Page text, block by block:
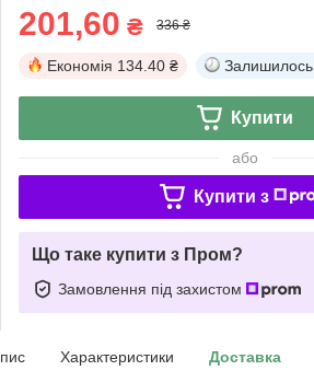
201,60 ₴ 336 ₴
Економія 134.40 ₴ Залишилось
Купити
або
Купити з
Що таке купити з Пром?
Замовлення під захистом
Характеристики Доставка